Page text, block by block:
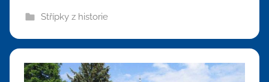
Střípky z historie